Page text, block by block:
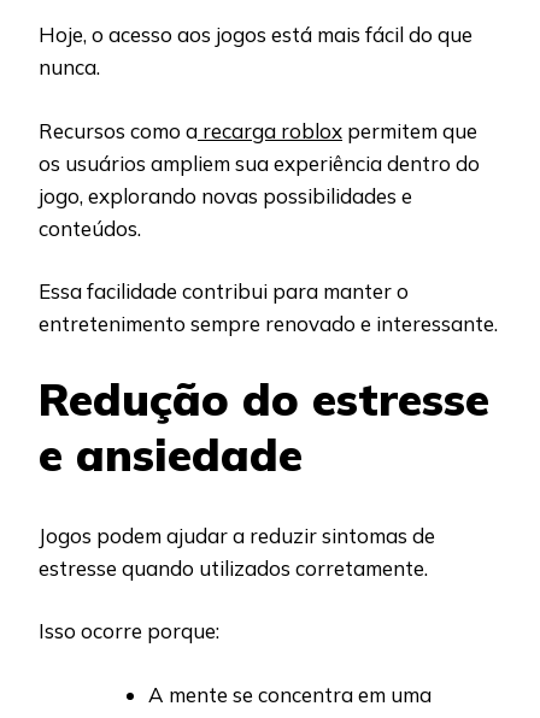
Hoje, o acesso aos jogos está mais fácil do que
nunca.
Recursos como a recarga roblox permitem que
os usuários ampliem sua experiência dentro do
jogo, explorando novas possibilidades e
conteúdos.
Essa facilidade contribui para manter o
entretenimento sempre renovado e interessante.
Redução do estresse
e ansiedade
Jogos podem ajudar a reduzir sintomas de
estresse quando utilizados corretamente.
Isso ocorre porque:
A mente se concentra em uma